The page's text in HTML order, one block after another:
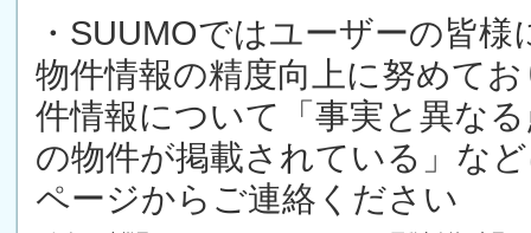
・SUUMOではユーザーの皆
物件情報の精度向上に努めて
件情報について「事実と異な
の物件が掲載されている」な
ページからご連絡ください